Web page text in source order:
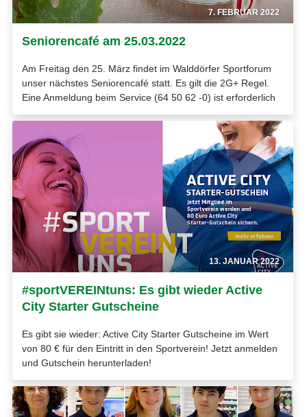
7. FEBRUAR 2022
Seniorencafé am 25.03.2022
Am Freitag den 25. März findet im Walddörfer Sportforum
unser nächstes Seniorencafé statt. Es gilt die 2G+ Regel.
Eine Anmeldung beim Service (64 50 62 -0) ist erforderlich
13. JANUAR 2022
#sportVEREINtuns: Es gibt wieder Active
City Starter Gutscheine
Es gibt sie wieder: Active City Starter Gutscheine im Wert
von 80 € für den Eintritt in den Sportverein! Jetzt anmelden
und Gutschein herunterladen!